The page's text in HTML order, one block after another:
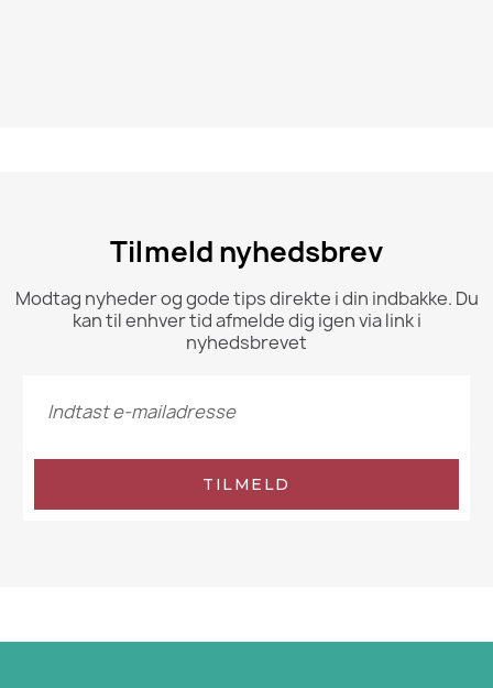
Tilmeld nyhedsbrev
Modtag nyheder og gode tips direkte i din indbakke. Du
kan til enhver tid afmelde dig igen via link i
nyhedsbrevet
TILMELD